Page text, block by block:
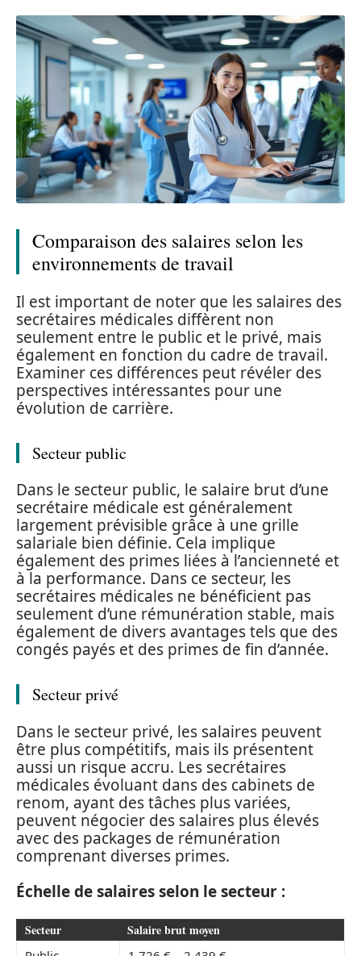
Comparaison des salaires selon les
environnements de travail
Il est important de noter que les salaires des
secrétaires médicales diffèrent non
seulement entre le public et le privé, mais
également en fonction du cadre de travail.
Examiner ces différences peut révéler des
perspectives intéressantes pour une
évolution de carrière.
Secteur public
Dans le secteur public, le salaire brut d’une
secrétaire médicale est généralement
largement prévisible grâce à une grille
salariale bien définie. Cela implique
également des primes liées à l’ancienneté et
à la performance. Dans ce secteur, les
secrétaires médicales ne bénéficient pas
seulement d’une rémunération stable, mais
également de divers avantages tels que des
congés payés et des primes de fin d’année.
Secteur privé
Dans le secteur privé, les salaires peuvent
être plus compétitifs, mais ils présentent
aussi un risque accru. Les secrétaires
médicales évoluant dans des cabinets de
renom, ayant des tâches plus variées,
peuvent négocier des salaires plus élevés
avec des packages de rémunération
comprenant diverses primes.
Échelle de salaires selon le secteur :
Secteur Salaire brut moyen